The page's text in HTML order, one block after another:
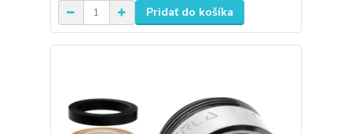
Pridať do košíka